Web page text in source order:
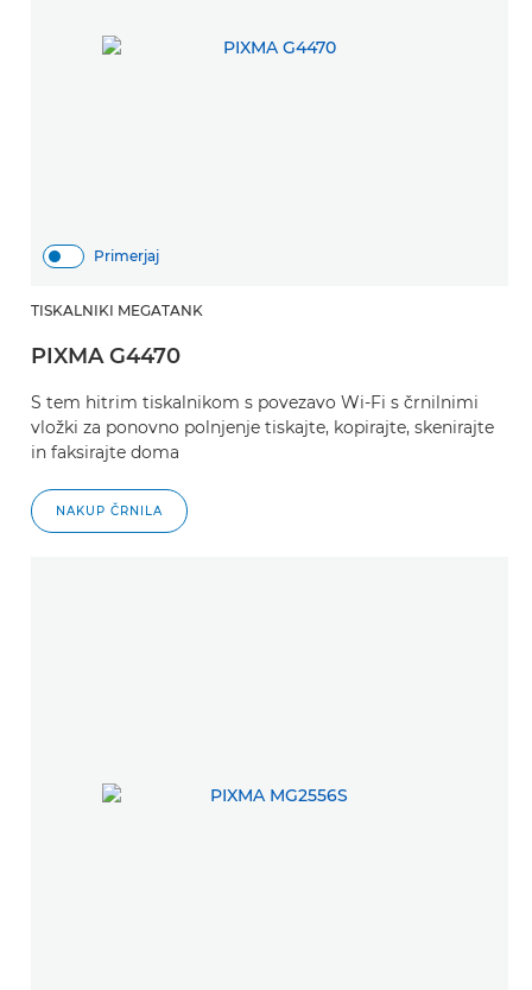
Primerjaj
TISKALNIKI MEGATANK
PIXMA G4470
S tem hitrim tiskalnikom s povezavo Wi-Fi s črnilnimi
vložki za ponovno polnjenje tiskajte, kopirajte, skenirajte
in faksirajte doma
NAKUP ČRNILA